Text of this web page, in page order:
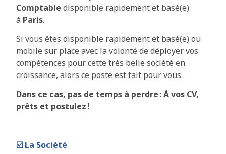
Comptable disponible rapidement et basé(e)
à Paris.
Si vous êtes disponible rapidement et basé(e) ou
mobile sur place avec la volonté de déployer vos
compétences pour cette très belle société en
croissance, alors ce poste est fait pour vous.
Dans ce cas, pas de temps à perdre : À vos CV,
prêts et postulez !
☑️ La Société